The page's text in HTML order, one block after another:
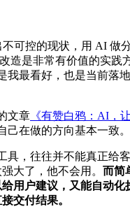
可控的现状，用 AI 做
造是非常有价值的实践
我最看好，也是当前落
文章 《有赞白鸦：AI，
己在做的方向基本一致。
具，往往并不能真正给
大了，他不会用。 而简
用户建议，又能自动化
交付结果。